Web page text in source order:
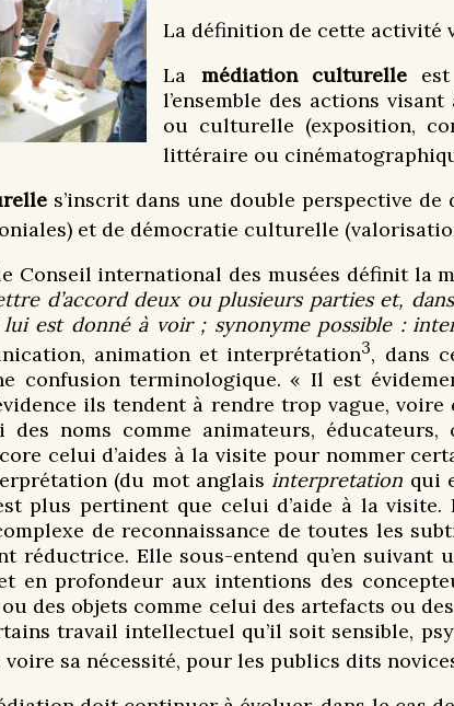
La définition de cette activité
La médiation culturelleest
l’ensemble des actions
ou culturelle (exposition,
littéraire ou
s’inscrit dans une double perspective
et de démocratie culturelle
Conseil international des musées définit la
d’accord deux ou plusieurs parties et,
est donné à voir ; synonyme possible :
animation et interprétation3, dans
confusion terminologique. « Il est
ils tendent à rendre trop vague,
des noms comme animateurs,
celui d’aides à la visite pour nommer
(du mot anglais interpretation qui
plus pertinent que celui d’aide à la
de reconnaissance de toutes les
réductrice. Elle sous-entend qu’en suivant
en profondeur aux intentions des
des objets comme celui des artefacts ou
travail intellectuel qu’il soit sensible,
voire sa nécessité, pour les publics dits